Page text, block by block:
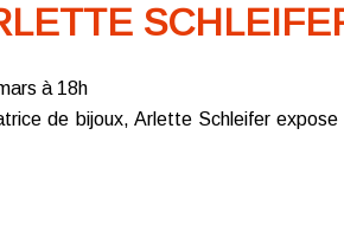
à 18h
de bijoux, Arlette Schleifer expose